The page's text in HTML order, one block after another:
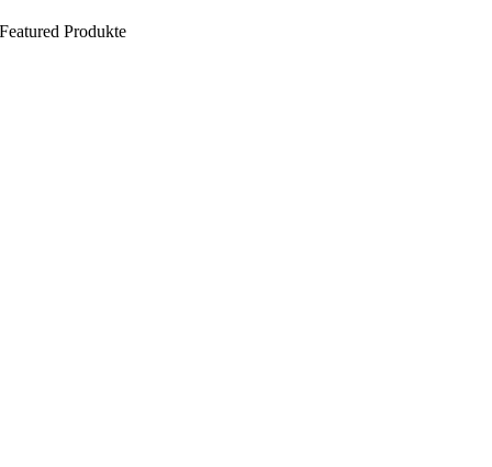
Featured Produkte